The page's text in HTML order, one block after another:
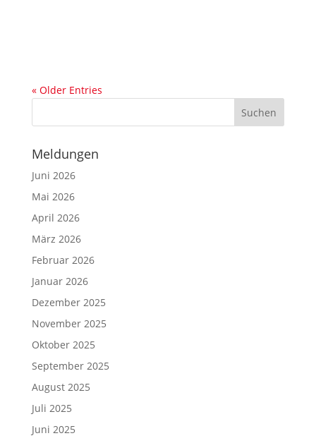
« Older Entries
Meldungen
Juni 2026
Mai 2026
April 2026
März 2026
Februar 2026
Januar 2026
Dezember 2025
November 2025
Oktober 2025
September 2025
August 2025
Juli 2025
Juni 2025